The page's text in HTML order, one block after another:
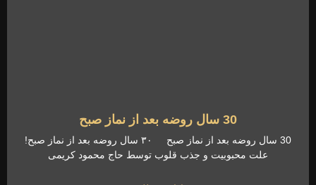
30 سال روضه بعد از نماز صبح
30 سال روضه بعد از نماز صبح ۳۰ سال روضه بعد از نماز صبح!
علت محبوبیت و جذب قلوب توسط حاج محمود کریمی